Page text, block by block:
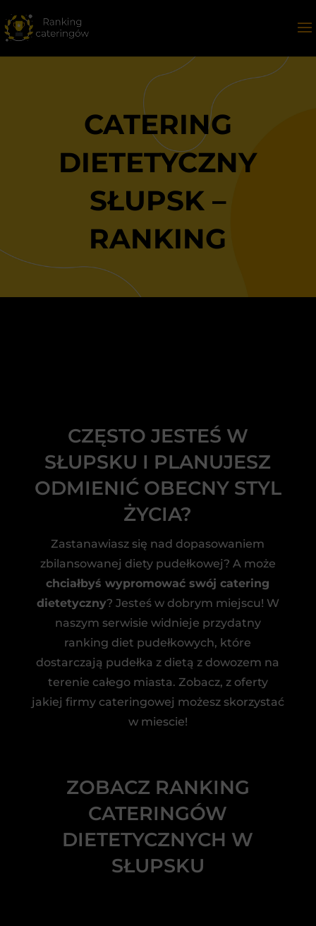
CATERING
DIETETYCZNY
SŁUPSK –
RANKING
CZĘSTO JESTEŚ W
SŁUPSKU I PLANUJESZ
ODMIENIĆ OBECNY STYL
ŻYCIA?
Zastanawiasz się nad dopasowaniem
zbilansowanej diety pudełkowej? A może
chciałbyś wypromować swój catering
dietetyczny? Jesteś w dobrym miejscu! W
naszym serwisie widnieje przydatny
ranking diet pudełkowych, które
dostarczają pudełka z dietą z dowozem na
terenie całego miasta. Zobacz, z oferty
jakiej firmy cateringowej możesz skorzystać
w miescie!
ZOBACZ RANKING
CATERINGÓW
DIETETYCZNYCH W
SŁUPSKU